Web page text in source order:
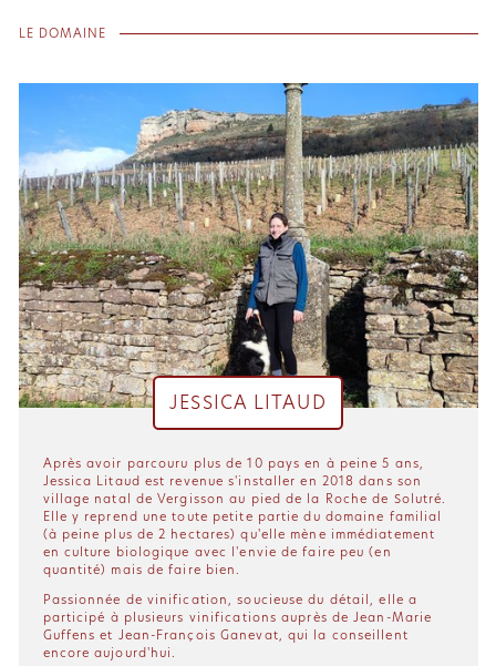
LE DOMAINE
JESSICA LITAUD
Après avoir parcouru plus de 10 pays en à peine 5 ans,
Jessica Litaud est revenue s'installer en 2018 dans son
village natal de Vergisson au pied de la Roche de Solutré.
Elle y reprend une toute petite partie du domaine familial
(à peine plus de 2 hectares) qu'elle mène immédiatement
en culture biologique avec l'envie de faire peu (en
quantité) mais de faire bien.
Passionnée de vinification, soucieuse du détail, elle a
participé à plusieurs vinifications auprès de Jean-Marie
Guffens et Jean-François Ganevat, qui la conseillent
encore aujourd'hui.